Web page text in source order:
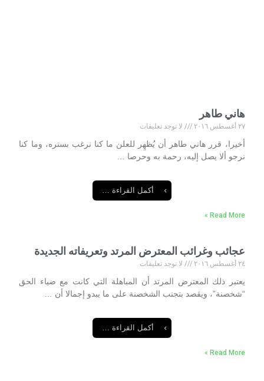
هاني طاهر
٢٧ أغسطس ٢٠١٦
لا توجد تعليقات
أخيرا، قرر هاني طاهر أن يُظهِر للعلن ما كنا نرغب بستره، وما كنا
نرجو ألا ‏يصل إليه، رحمة به وحرصا …
أكمل القراءة …
Read More »
عجائب وغرائب المعترض المرتد وتعريفاته الجديدة
٢٤ أغسطس ٢٠١٦
لا توجد تعليقات
يعتبر ذلك المعترض المرتد أن المباهلة التي كانت مع ضياء الحق
“شخصنة”، ويقصد بتجنب الشخصنة على ما يبدو إجمالا أن …
أكمل القراءة …
Read More »